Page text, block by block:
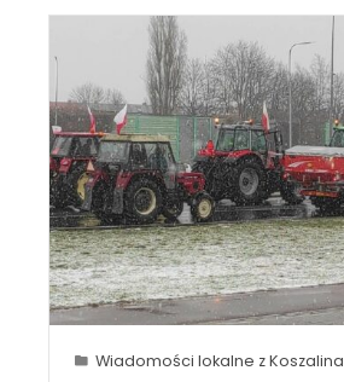
Wiadomości lokalne z Koszalina